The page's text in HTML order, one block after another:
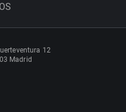
12
Madrid